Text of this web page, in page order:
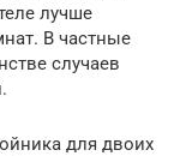
лучше
В частные
случаев
для двоих